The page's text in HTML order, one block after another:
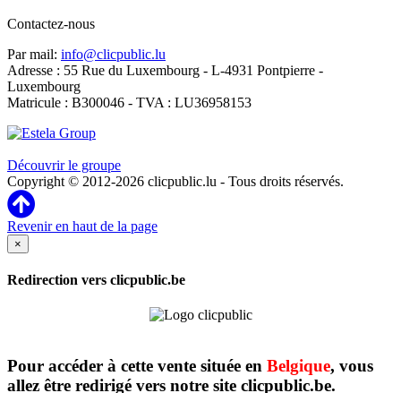
Contactez-nous
Par mail: info@clicpublic.lu
Adresse : 55 Rue du Luxembourg - L-4931 Pontpierre -
Luxembourg
Matricule : B300046 - TVA : LU36958153
Découvrir le groupe
Copyright © 2012-2026 clicpublic.lu - Tous droits réservés.
Revenir en haut de la page
×
Redirection vers clicpublic.be
Pour accéder à cette vente située en Belgique, vous
allez être redirigé vers notre site clicpublic.be.